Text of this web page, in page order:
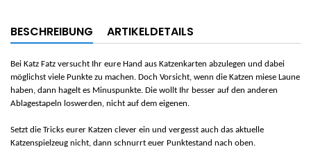
BESCHREIBUNG ARTIKELDETAILS
Bei Katz Fatz versucht Ihr eure Hand aus Katzenkarten abzulegen und dabei
möglichst viele Punkte zu machen. Doch Vorsicht, wenn die Katzen miese Laune
haben, dann hagelt es Minuspunkte. Die wollt Ihr besser auf den anderen
Ablagestapeln loswerden, nicht auf dem eigenen.
Setzt die Tricks eurer Katzen clever ein und vergesst auch das aktuelle
Katzenspielzeug nicht, dann schnurrt euer Punktestand nach oben.